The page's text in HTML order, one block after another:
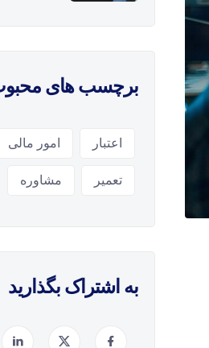
برچسب های
اعتبار امور مالی
تعمیر مشاوره
به اشتراک بگذارید